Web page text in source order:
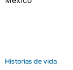
Historias de vida